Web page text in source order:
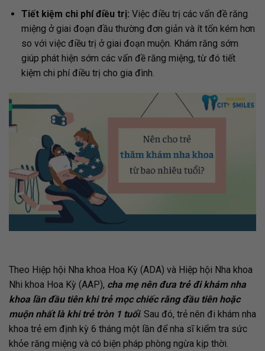
Tiết kiệm chi phí điều trị: Việc điều trị các vấn đề răng
miệng ở giai đoạn đầu thường đơn giản và ít tốn kém hơn
so với việc điều trị ở giai đoạn muộn. Khám răng sớm
giúp phát hiện sớm các vấn đề răng miệng, từ đó tiết
kiệm chi phí điều trị cho gia đình.
Theo Hiệp hội Nha khoa Hoa Kỳ (ADA) và Hiệp hội Nha khoa
Nhi khoa Hoa Kỳ (AAP), cha mẹ nên đưa trẻ đi khám nha
khoa lần đầu tiên khi trẻ mọc chiếc răng đầu tiên hoặc
muộn nhất là khi trẻ tròn 1 tuổi. Sau đó, trẻ nên đi khám nha
khoa trẻ em định kỳ 6 tháng một lần để nha sĩ kiểm tra sức
khỏe răng miệng và có biện pháp phòng ngừa kịp thời.